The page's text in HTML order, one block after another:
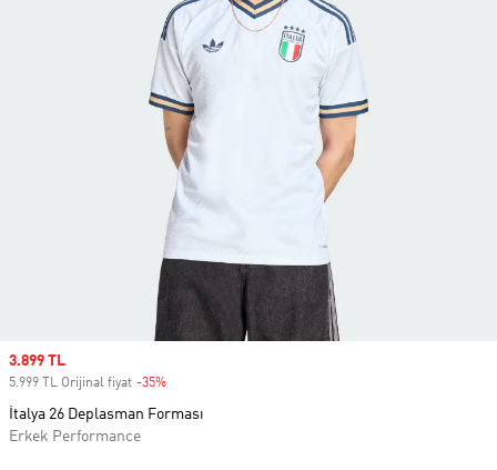
Sale price
3.899 TL
5.999 TL Orijinal fiyat -35%
İtalya 26 Deplasman Forması
Erkek Performance